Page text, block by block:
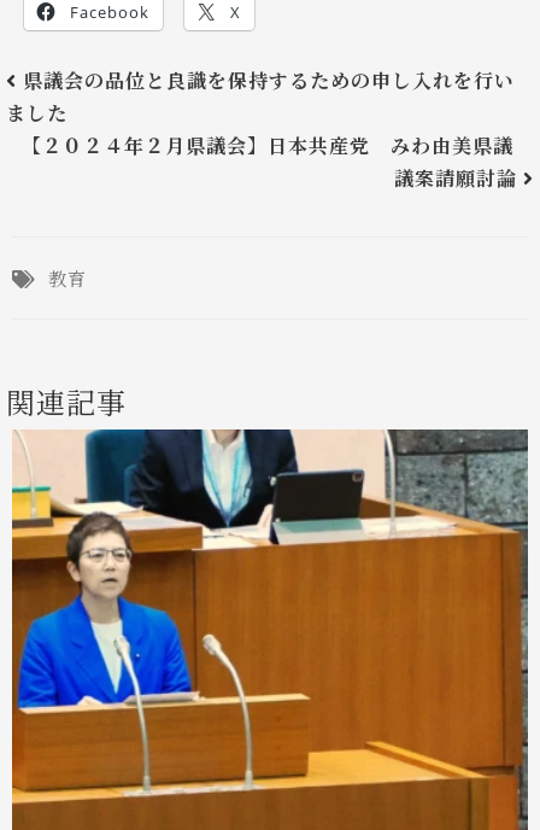
Facebook X
県議会の品位と良識を保持するための申し入れを行い
ました
【２０２４年２月県議会】日本共産党 みわ由美県議
議案請願討論
教育
関連記事